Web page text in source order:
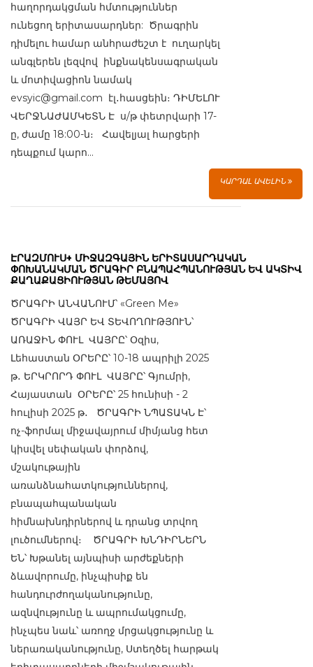
հաղորդակցման հմտություններ
ունեցող երիտասարդներ: Ծրագրին
դիմելու համար անհրաժեշտ է ուղարկել
անգլերեն լեզվով ինքնակենսագրական
և մոտիվացիոն նամակ
evsyic@gmail.com էլ․հասցեին։ ԴԻՄԵԼՈՒ
ՎԵՐՋՆԱԺԱՄԿԵՏՆ Է ս/թ փետրվարի 17-
ը, ժամը 18:00-ն։ Հավելյալ հարցերի
դեպքում կարո...
ԿԱՐԴԱԼ ԱՎԵԼԻՆ
ԷՐԱԶՄՈՒՍ+ ՄԻՋԱԶԳԱՅԻՆ ԵՐԻՏԱՍԱՐԴԱԿԱՆ
ՓՈԽԱՆԱԿՄԱՆ ԾՐԱԳԻՐ ԲՆԱՊԱՀՊԱՆՈՒԹՅԱՆ ԵՎ ԱԿՏԻՎ
ՔԱՂԱՔԱՑԻՈՒԹՅԱՆ ԹԵՄԱՅՈՎ
ԾՐԱԳՐԻ ԱՆՎԱՆՈՒՄ՝ «Green Me»
ԾՐԱԳՐԻ ՎԱՅՐ ԵՎ ՏԵՎՈՂՈՒԹՅՈՒՆ՝
ԱՌԱՋԻՆ ՓՈՒԼ ՎԱՅՐԸ՝ Օզիս,
Լեհաստան ՕՐԵՐԸ՝ 10-18 ապրիլի 2025
թ․ ԵՐԿՐՈՐԴ ՓՈՒԼ ՎԱՅՐԸ՝ Գյումրի,
Հայաստան ՕՐԵՐԸ՝ 25 հունիսի - 2
հուլիսի 2025 թ․ ԾՐԱԳՐԻ ՆՊԱՏԱԿՆ Է՝
ոչ-ֆորմալ միջավայրում միմյանց հետ
կիսվել սեփական փորձով,
մշակութային
առանձնահատկություններով,
բնապահպանական
հիմնախնդիրներով և դրանց տրվող
լուծումներով։ ԾՐԱԳՐԻ ԽՆԴԻՐՆԵՐՆ
ԵՆ՝ Խթանել այնպիսի արժեքների
ձևավորումը, ինչպիսիք են
հանդուրժողականությունը,
ազնվությունը և ապրումակցումը,
ինչպես նաև՝ առողջ մրցակցությունը և
ներառականությունը, Ստեղծել հարթակ